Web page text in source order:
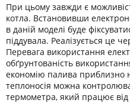
При цьому завжди є
котла. Встановивши
в даній моделі буде
піддувала. Реалізується це
Перевага використання
обґрунтованість
економію палива приблизно
теплоносія можна
термометра, який працює